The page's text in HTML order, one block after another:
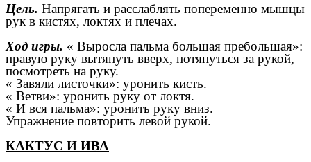
Цель. Напрягать и расслаблять попеременно мышцы
рук в кистях, локтях и плечах.
Ход игры. « Выросла пальма большая пребольшая»:
правую руку вытянуть вверх, потянуться за рукой,
посмотреть на руку.
« Завяли листочки»: уронить кисть.
« Ветви»: уронить руку от локтя.
« И вся пальма»: уронить руку вниз.
Упражнение повторить левой рукой.
КАКТУС И ИВА